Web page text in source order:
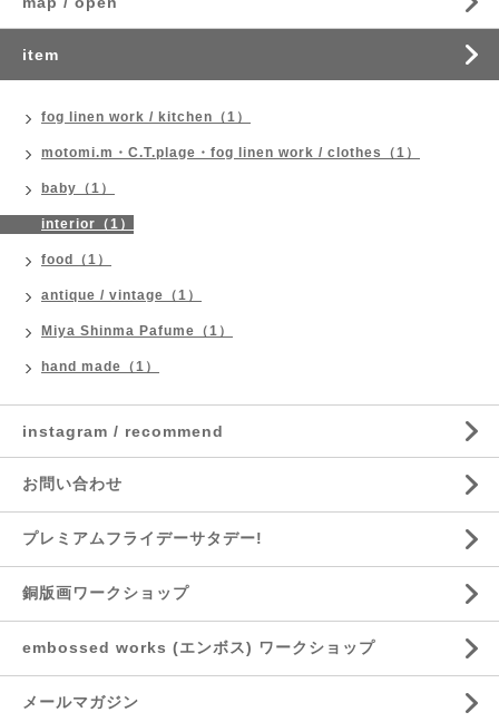
item
fog linen work / kitchen（1）
motomi.m・C.T.plage・fog linen work / clothes（1）
baby（1）
interior（1）
food（1）
antique / vintage（1）
Miya Shinma Pafume（1）
hand made（1）
instagram / recommend
お問い合わせ
プレミアムフライデーサタデー!
銅版画ワークショップ
embossed works (エンボス) ワークショップ
メールマガジン